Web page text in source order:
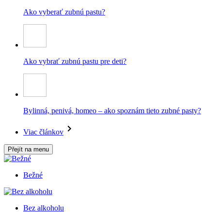
Ako vyberať zubnú pastu?
Ako vybrať zubnú pastu pre deti?
Bylinná, penivá, homeo – ako spoznám tieto zubné pasty?
Viac článkov
Přejít na menu
Bežné
Bez alkoholu